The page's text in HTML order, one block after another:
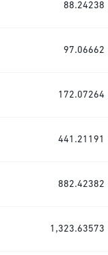
88.24238
97.06662
172.07264
441.21191
882.42382
1,323.63573